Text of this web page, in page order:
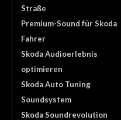
Straße
Premium-Sound für Skoda
Fahrer
Skoda Audioerlebnis
optimieren
Skoda Auto Tuning
Soundsystem
Skoda Soundrevolution